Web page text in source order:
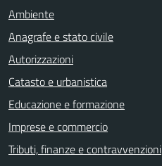
Ambiente
Anagrafe e stato civile
Autorizzazioni
Catasto e urbanistica
Educazione e formazione
Imprese e commercio
Tributi, finanze e contravvenzioni